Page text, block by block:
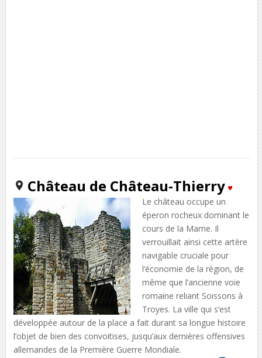
Château de Château-Thierry
Le château occupe un
éperon rocheux dominant le
cours de la Marne. Il
verrouillait ainsi cette artère
navigable cruciale pour
l’économie de la région, de
même que l’ancienne voie
romaine reliant Soissons à
Troyes. La ville qui s’est
développée autour de la place a fait durant sa longue histoire
l’objet de bien des convoitises, jusqu’aux dernières offensives
allemandes de la Première Guerre Mondiale.